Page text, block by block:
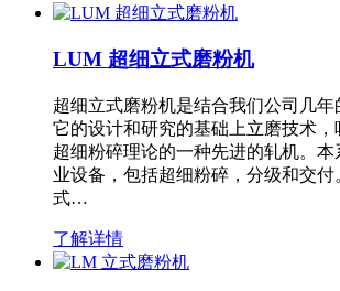
LUM 超细立式磨粉机
超细立式磨粉机是结合我们公司几年
它的设计和研究的基础上立磨技术，
超细粉碎理论的一种先进的轧机。
业设备，包括超细粉碎，分级和交
式…
了解详情